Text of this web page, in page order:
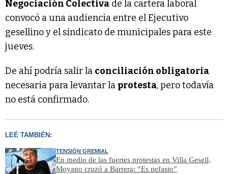
Negociación Colectiva de la cartera laboral
convocó a una audiencia entre el Ejecutivo
gesellino y el sindicato de municipales para este
jueves.
De ahí podría salir la conciliación obligatoria
necesaria para levantar la protesta, pero todavía
no está confirmado.
LEÉ TAMBIÉN:
TENSIÓN GREMIAL
En medio de las fuertes protestas en Villa Gesell,
Moyano cruzó a Barrera: “Es nefasto”